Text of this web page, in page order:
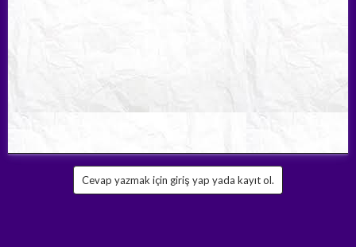
Cevap yazmak için giriş yap yada kayıt ol.